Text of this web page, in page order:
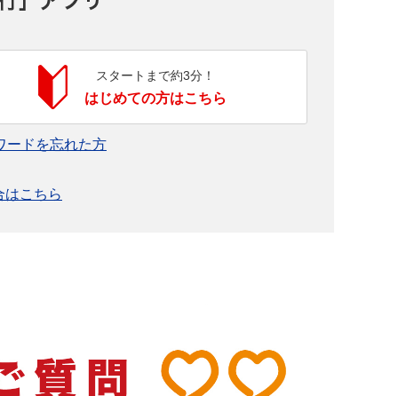
スタートまで約3分！
はじめての方はこちら
ードを忘れた方
はこちら